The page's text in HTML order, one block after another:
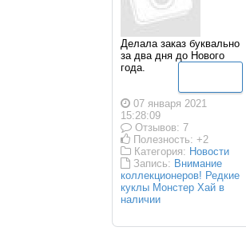
Делала заказ буквально
за два дня до Нового
года.
07 января 2021
15:28:09
Отзывов: 7
Полезность: +2
Категория: Новости
Запись: Внимание
коллекционеров! Редкие
куклы Монстер Хай в
наличии